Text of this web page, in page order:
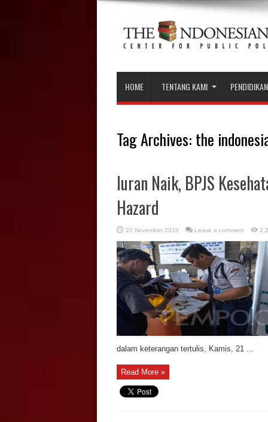
HOME TENTANG KAMI
Tag Archives: the
Iuran Naik, BPJS
Hazard
22 November 2019 Leave a comment
dalam keterangan tertulis, Kamis, 21 ...
Read More »